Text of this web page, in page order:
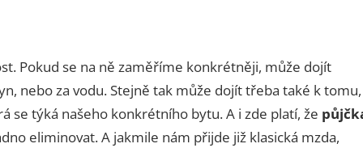
Pokud se na ně zaměříme konkrétněji, může dojít
nebo za vodu. Stejně tak může dojít třeba také k tomu,
se týká našeho konkrétního bytu. A i zde platí, že
eliminovat. A jakmile nám přijde již klasická mzda,